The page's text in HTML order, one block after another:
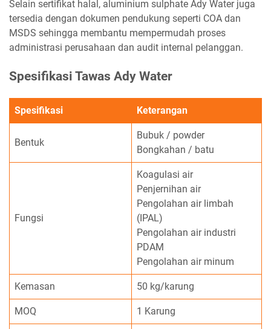
Selain sertifikat halal, aluminium sulphate Ady Water juga
tersedia dengan dokumen pendukung seperti COA dan
MSDS sehingga membantu mempermudah proses
administrasi perusahaan dan audit internal pelanggan.
Spesifikasi Tawas Ady Water
Spesifikasi Keterangan
Bentuk
Bubuk / powder
Bongkahan / batu
Fungsi
Koagulasi air
Penjernihan air
Pengolahan air limbah
(IPAL)
Pengolahan air industri
PDAM
Pengolahan air minum
Kemasan 50 kg/karung
MOQ 1 Karung